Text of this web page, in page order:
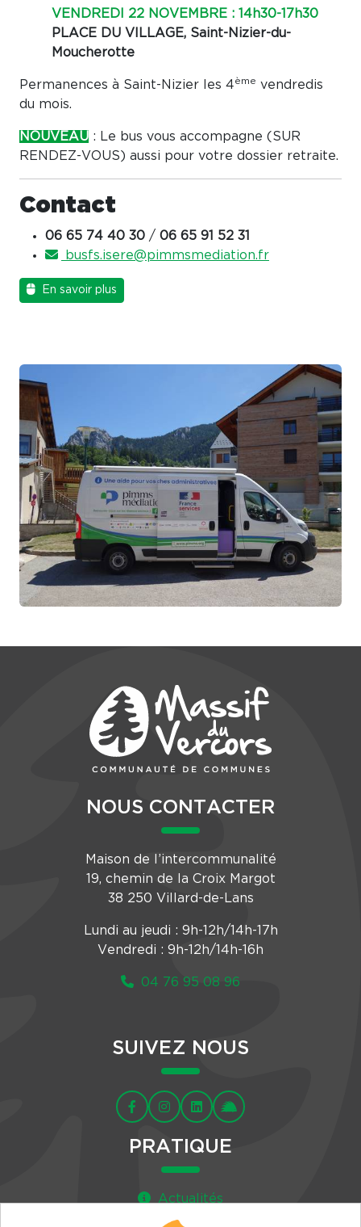
VENDREDI 22 NOVEMBRE : 14h30-17h30
PLACE DU VILLAGE, Saint-Nizier-du-
Moucherotte
Permanences à Saint-Nizier les 4ème vendredis
du mois.
NOUVEAU : Le bus vous accompagne (SUR
RENDEZ-VOUS) aussi pour votre dossier retraite.
Contact
06 65 74 40 30 / 06 65 91 52 31
busfs.isere@pimmsmediation.fr
En savoir plus
NOUS CONTACTER
Maison de l’intercommunalité
19, chemin de la Croix Margot
38 250 Villard-de-Lans
Lundi au jeudi : 9h-12h/14h-17h
Vendredi : 9h-12h/14h-16h
04 76 95 08 96
SUIVEZ NOUS
PRATIQUE
Actualités